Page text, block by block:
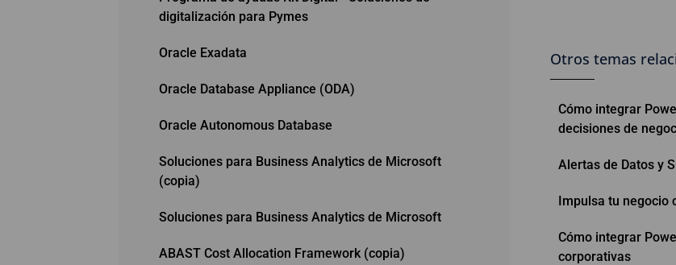
digitalización para Pymes
Oracle Exadata
Oracle Database Appliance (ODA)
Oracle Autonomous Database
Soluciones para Business Analytics de Microsoft
(copia)
Soluciones para Business Analytics de Microsoft
ABAST Cost Allocation Framework (copia)
Otros temas
Cómo integrar
decisiones de
Alertas de Datos y
Impulsa tu negocio
Cómo integrar
corporativas